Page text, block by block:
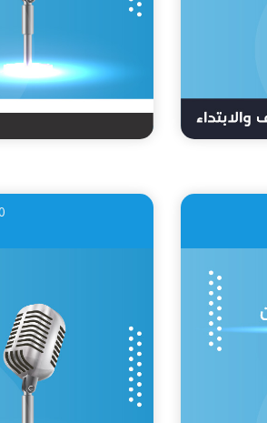
10 الوقف